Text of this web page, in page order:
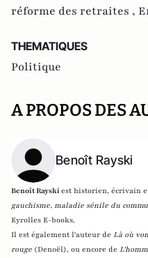
réforme des retraites ,
THEMATIQUES
Politique
A PROPOS DES
Benoît Rayski
Benoît Rayskiest historien, écrivain
gauchisme, maladie sénile du
Eyrolles E-books.
Il est également l'auteur de Là où
rouge (Denoël), ou encore de